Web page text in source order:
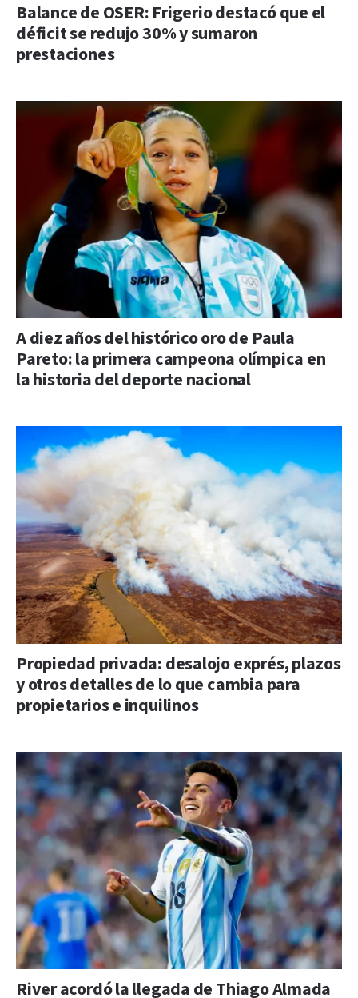
Balance de OSER: Frigerio destacó que el
déficit se redujo 30% y sumaron
prestaciones
A diez años del histórico oro de Paula
Pareto: la primera campeona olímpica en
la historia del deporte nacional
Propiedad privada: desalojo exprés, plazos
y otros detalles de lo que cambia para
propietarios e inquilinos
River acordó la llegada de Thiago Almada